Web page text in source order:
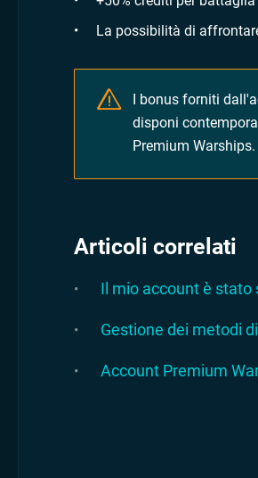
La possibilità di
I bonus forniti
disponi
Premium Warships.
Articoli correlati
Il mio account è stato
Gestione dei metodi
Account Premium